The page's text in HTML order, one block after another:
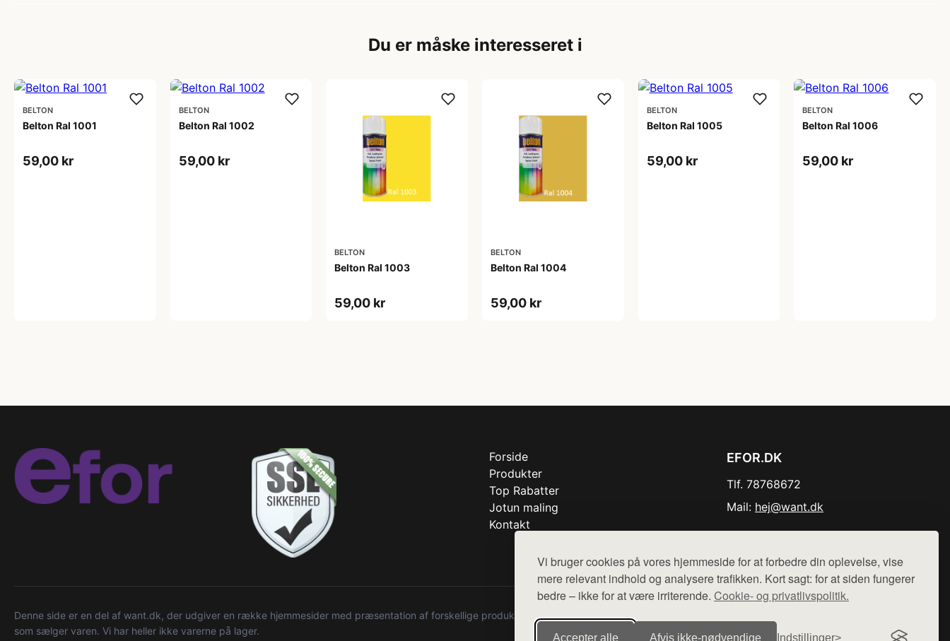
Vi bruger cookies på vores hjemmeside for at forbedre din oplevelse, vise
mere relevant indhold og analysere trafikken. Kort sagt: for at siden fungerer
bedre – ikke for at være irriterende. Cookie- og privatlivspolitik.
Accepter alle Afvis ikke‑nødvendige Indstillinger
Du er måske interesseret i
BELTON
Belton Ral 1001
59,00 kr
BELTON
Belton Ral 1002
59,00 kr
BELTON
Belton Ral 1003
59,00 kr
BELTON
Belton Ral 1004
59,00 kr
BELTON
Belton Ral 1005
59,00 kr
BELTON
Belton Ral 1006
59,00 kr
Forside
Produkter
Top Rabatter
Jotun maling
Kontakt
EFOR.DK
Tlf. 78768672
Mail: hej@want.dk
Denne side er en del af want.dk, der udgiver en række hjemmesider med præsentation af forskellige produkter fra diverse webshops. Der sælges ikke varer fra denne side - vi henviser til de shops,
som sælger varen. Vi har heller ikke varerne på lager.